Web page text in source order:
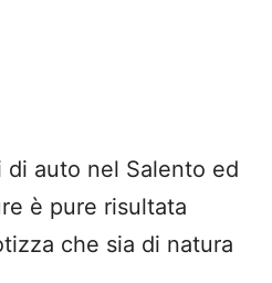
auto nel Salento ed
è pure risultata
che sia di natura